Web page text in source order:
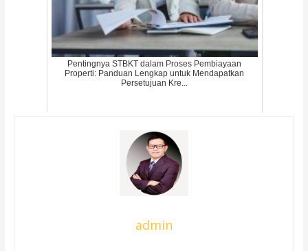
Pentingnya STBKT dalam Proses Pembiayaan
Properti: Panduan Lengkap untuk Mendapatkan
Persetujuan Kre...
admin